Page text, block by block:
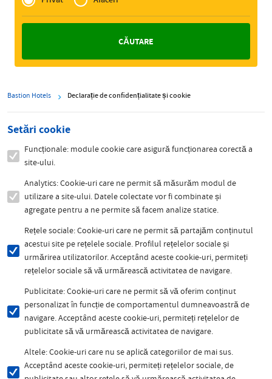
Zakelijk
Bastion Hotels Declarație de confidențialitate și cookie
Setări cookie
Funcționale: module cookie care asigură funcționarea corectă a
site-ului.
Analytics: Cookie-uri care ne permit să măsurăm modul de
utilizare a site-ului. Datele colectate vor fi combinate și
agregate pentru a ne permite să facem analize statice.
Rețele sociale: Cookie-uri care ne permit să partajăm conținutul
acestui site pe rețelele sociale. Profilul rețelelor sociale și
urmărirea utilizatorilor. Acceptând aceste cookie-uri, permiteți
rețelelor sociale să vă urmărească activitatea de navigare.
Publicitate: Cookie-uri care ne permit să vă oferim conținut
personalizat în funcție de comportamentul dumneavoastră de
navigare. Acceptând aceste cookie-uri, permiteți rețelelor de
publicitate să vă urmărească activitatea de navigare.
Altele: Cookie-uri care nu se aplică categoriilor de mai sus.
Acceptând aceste cookie-uri, permiteți rețelelor sociale, de